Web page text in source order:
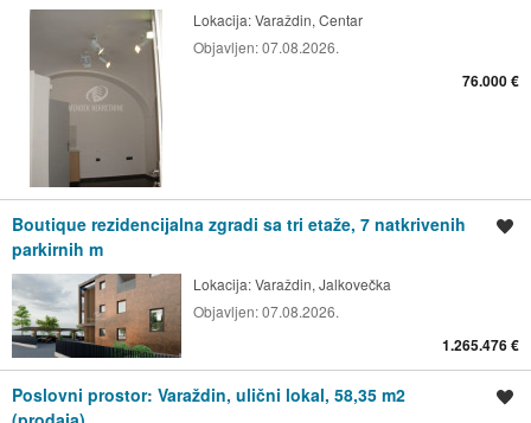
Lokacija:Varaždin, Centar
Objavljen:07.08.2026.
76.000 €
Boutique rezidencijalna zgradi sa tri etaže, 7 natkrivenih
parkirnih m
Lokacija:Varaždin, Jalkovečka
Objavljen:07.08.2026.
1.265.476 €
Poslovni prostor: Varaždin, ulični lokal, 58,35 m2